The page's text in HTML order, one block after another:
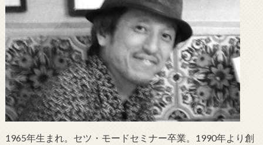
1965年生まれ。セツ・モードセミナー卒業。1990年より創